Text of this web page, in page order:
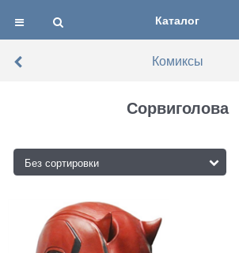
Каталог
Комиксы
Сорвиголова